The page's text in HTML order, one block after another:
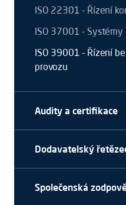
ISO 22301 - Řízení
ISO 37001 -
ISO 39001 - Řízení
provozu
Audity a certifikace
Dodavatelský
Společenská